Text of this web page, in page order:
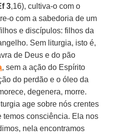
3,16), cultiva-o com o
o com a sabedoria de um
e discípulos: filhos da
Sem liturgia, isto é,
de Deus e do pão
, sem a ação do Espírito
do perdão e o óleo da
degenera, morre.
age sobre nós crentes
temos consciência. Ela nos
nela encontramos